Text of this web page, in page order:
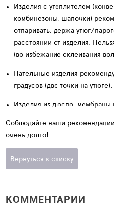
Изделия с утеплителем
комбинезоны, шапочки)
отпаривать, держа утюг/
расстоянии от изделия.
(во избежание склеивания
Нательные изделия
градусов (две точки на утюге)⁣⁣.
Изделия из дюспо, мембраны
Соблюдайте наши
очень долго!
Вернуться к списку
КОММЕНТАРИИ